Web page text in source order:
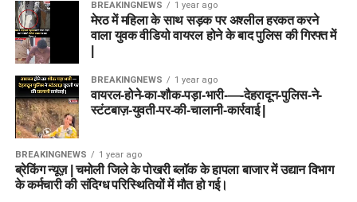
BREAKINGNEWS 1 year ago
मेरठ में महिला के साथ सड़क पर अश्लील हरकत करने
वाला युवक वीडियो वायरल होने के बाद पुलिस की गिरफ्त में
BREAKINGNEWS 1 year ago
वायरल-होने-का-शौक-पड़ा-भारी-—-देहरादून-पुलिस-ने-
स्टंटबाज़-युवती-पर-की-चालानी-कार्रवाई |
BREAKINGNEWS 1 year ago
ब्रेकिंग न्यूज़ | चमोली जिले के पोखरी ब्लॉक के हापला बाजार में उद्यान विभाग
के कर्मचारी की संदिग्ध परिस्थितियों में मौत हो गई।